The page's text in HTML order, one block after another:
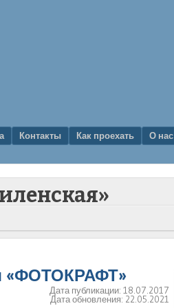
Контакты Как проехать О нас
«ФОТОКРАФТ»
Дата публикации:18.07.2017
Дата обновления: 22.05.2021